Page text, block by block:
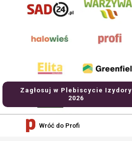
Zagłosuj w Plebiscycie Izydory
2026
Wróć do Profi